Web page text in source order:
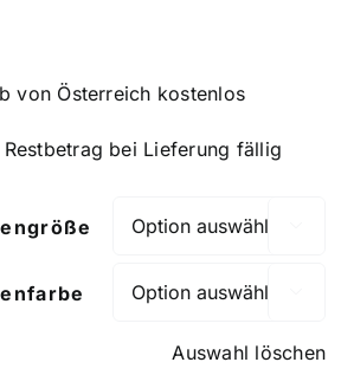
von Österreich kostenlos
bei Lieferung fällig
Auswahl löschen